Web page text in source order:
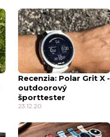
Recenzia: Polar Grit X -
outdoorový
športtester
23.12.20